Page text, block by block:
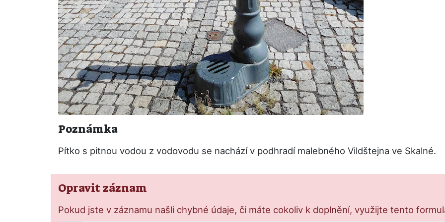
Poznámka
Pítko s pitnou vodou z vodovodu se nachází v podhradí malebného Vildštejna ve Skalné.
Opravit záznam
Pokud jste v záznamu našli chybné údaje, či máte cokoliv k doplnění, využijte tento